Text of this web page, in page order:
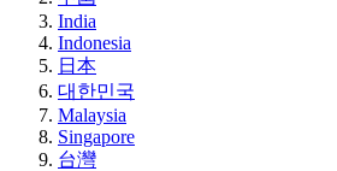
India
Indonesia
日本
대한민국
Malaysia
Singapore
台灣